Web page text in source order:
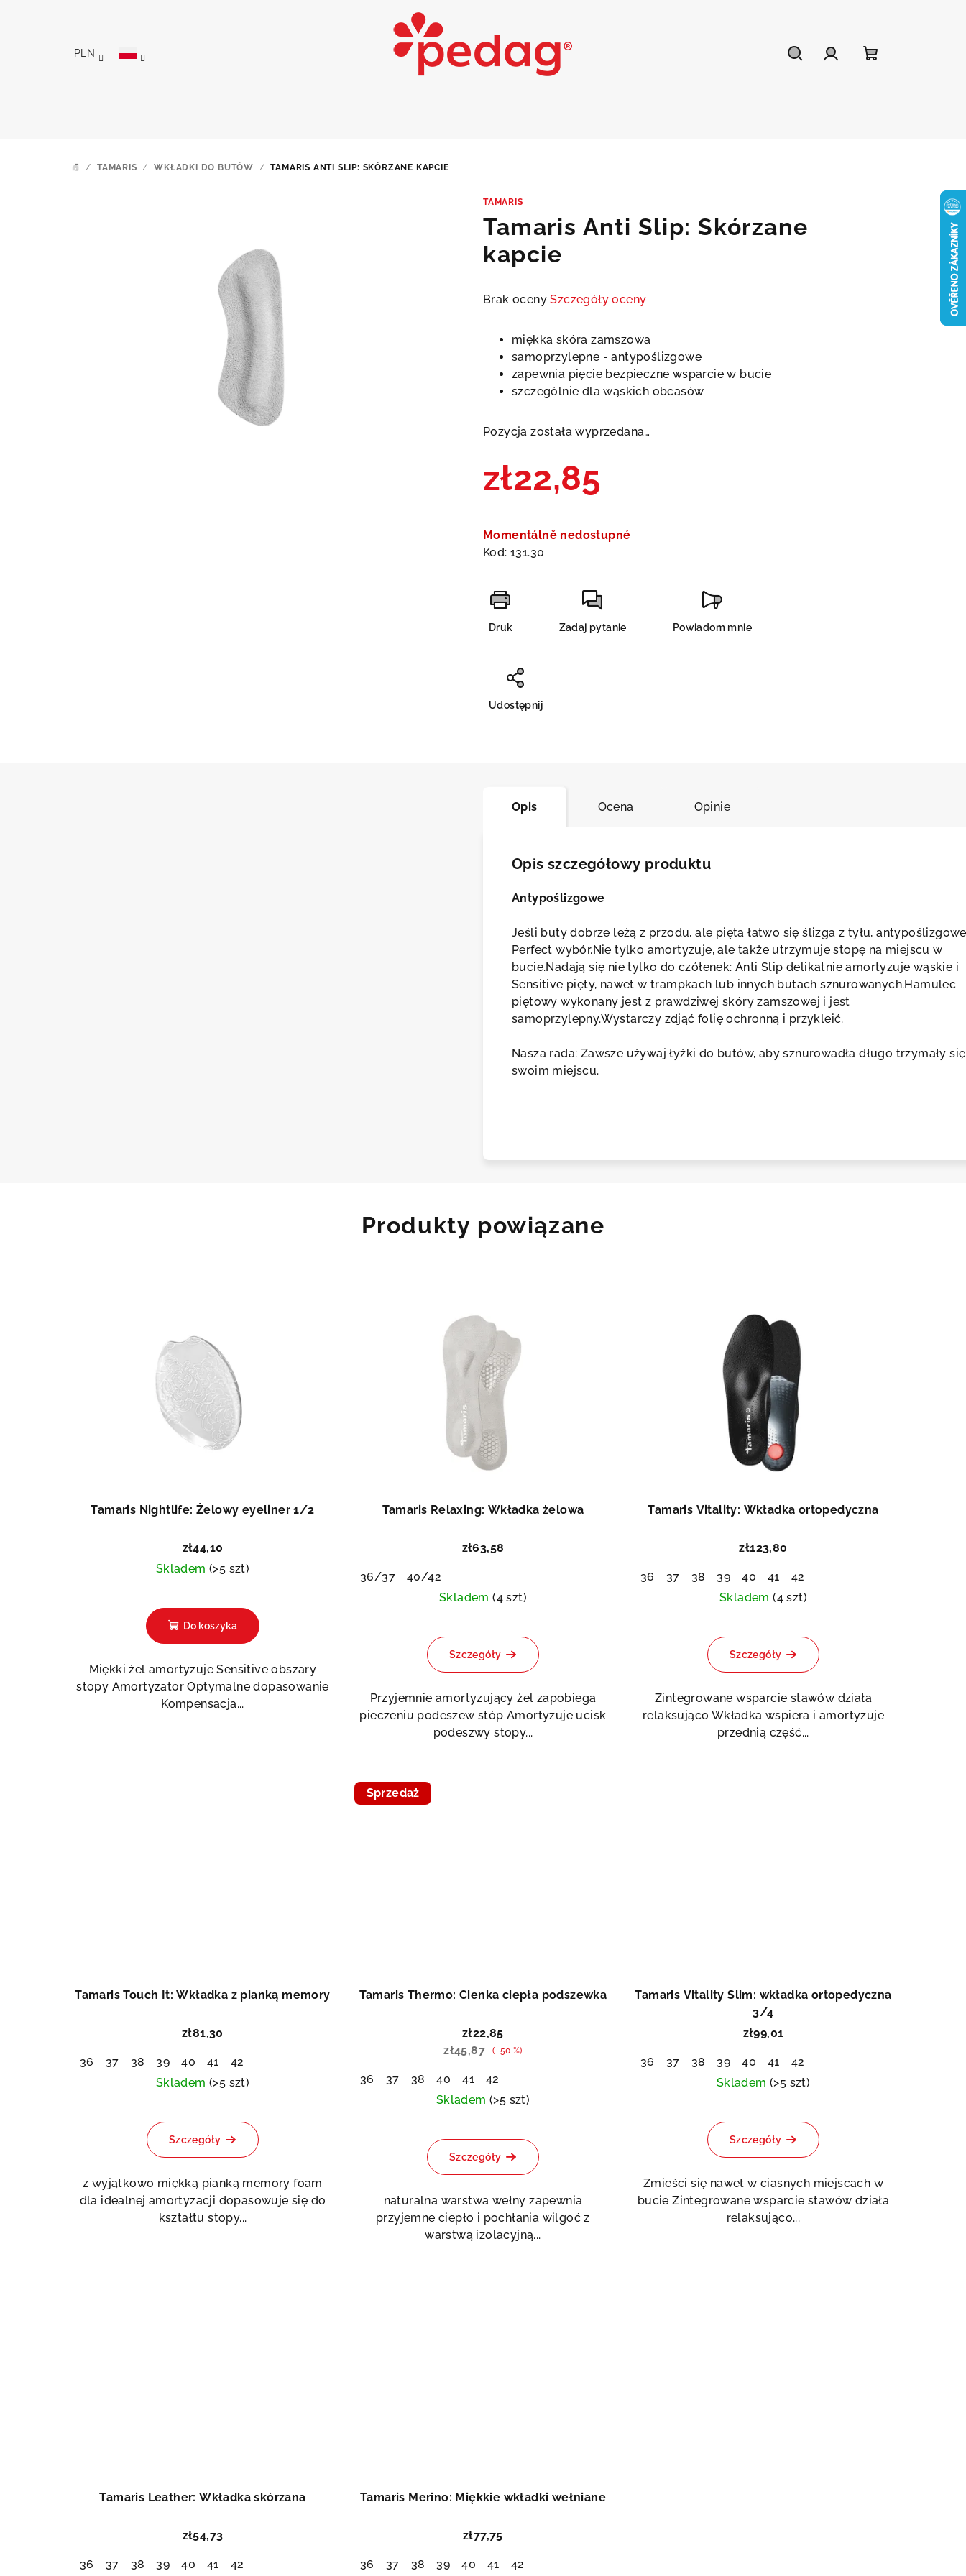
PLN
HOME
/ TAMARIS / WKŁADKI DO BUTÓW / TAMARIS ANTI SLIP: SKÓRZANE KAPCIE
TAMARIS
Tamaris Anti Slip: Skórzane
kapcie
Średnia
produktu
Brak oceny Szczegóły oceny
miękka skóra zamszowa
samoprzylepne - antypoślizgowe
zapewnia pięcie bezpieczne wsparcie w bucie
szczególnie dla wąskich obcasów
Pozycja została wyprzedana…
zł22,85
jednostkowa:
Momentálně nedostupné
Kod: 131.30
Druk Zadaj pytanie Powiadom mnie
Udostępnij
Opis Ocena Opinie
Opis szczegółowy produktu
Antypoślizgowe
Jeśli buty dobrze leżą z przodu, ale pięta łatwo się ślizga z tyłu,
Perfect wybór.Nie tylko amortyzuje, ale także utrzymuje stopę na miejscu w
bucie.Nadają się nie tylko do czółenek: Anti Slip delikatnie amortyzuje wąskie i
Sensitive pięty, nawet w trampkach lub innych butach sznurowanych.Hamulec
piętowy wykonany jest z prawdziwej skóry zamszowej i jest
samoprzylepny.Wystarczy zdjąć folię ochronną i przykleić.
Nasza rada: Zawsze używaj łyżki do butów, aby sznurowadła długo trzymały
swoim miejscu.
Produkty powiązane
Tamaris Nightlife: Żelowy eyeliner 1/2
zł44,10
Skladem (>5 szt)
Do koszyka
Miękki żel amortyzuje Sensitive obszary
stopy Amortyzator Optymalne dopasowanie
Kompensacja...
Tamaris Relaxing: Wkładka żelowa
zł63,58
36/37
40/42
Skladem(4 szt)
Szczegóły
Przyjemnie amortyzujący żel zapobiega
pieczeniu podeszew stóp Amortyzuje ucisk
podeszwy stopy...
Tamaris Vitality: Wkładka ortopedyczna
zł123,80
36 37 38 39 40 41
42
Skladem(4 szt)
Szczegóły
Zintegrowane wsparcie stawów działa
relaksująco Wkładka wspiera i amortyzuje
przednią część...
Tamaris Touch It: Wkładka z pianką memory
zł81,30
36 37 38 39 40 41
42
Skladem (>5 szt)
Szczegóły
z wyjątkowo miękką pianką memory foam
dla idealnej amortyzacji dopasowuje się do
kształtu stopy...
Sprzedaż
Tamaris Thermo: Cienka ciepła podszewka
zł22,85
zł45,87
(–50 %)
36 37 38 40 41
42
Skladem (>5 szt)
Szczegóły
naturalna warstwa wełny zapewnia
przyjemne ciepło i pochłania wilgoć z
warstwą izolacyjną...
Tamaris Vitality Slim: wkładka ortopedyczna
3/4
zł99,01
36 37 38 39 40 41
42
Skladem (>5 szt)
Szczegóły
Zmieści się nawet w ciasnych miejscach w
bucie Zintegrowane wsparcie stawów działa
relaksująco...
Tamaris Leather: Wkładka skórzana
zł54,73
36 37 38 39 40 41 42
Tamaris Merino: Miękkie wkładki wełniane
zł77,75
36 37 38 39 40 41 42
Asistent Pedag